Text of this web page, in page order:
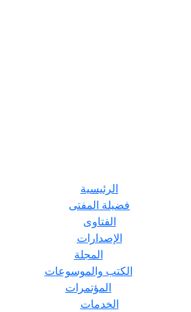
الرئيسية
فضيلة المفتى
الفتاوى
الإصدارات
المجلة
الكتب والموسوعات
المؤتمرات
الخدمات